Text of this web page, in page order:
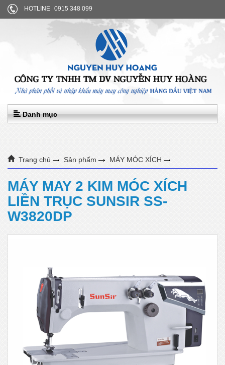
HOTLINE 0915 348 099
Danh mục
Trang chủ Sản phẩm MÁY MÓC XÍCH
MÁY MAY 2 KIM MÓC XÍCH LIỀN TRỤC SUNSIR SS-W3820DP
MÁY MAY 2 KIM MÓC XÍCH
LIỀN TRỤC SUNSIR SS-
W3820DP